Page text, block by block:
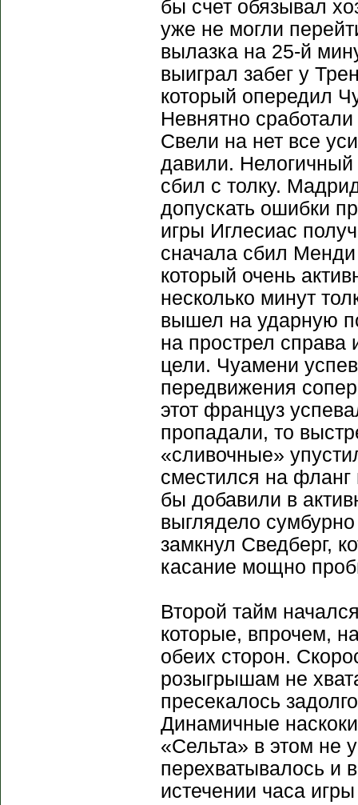
бы счет обязывал
уже не могли
вылазка на 25-й
выиграл забег у
который опередил
Невнятно
Свели на нет все
давили.
сбил с толку.
допускать ошибки
игры Иглесиас
сначала сбил
который очень
несколько минут
вышел на ударную
на прострел
цели. Чуамени
передвижения
этот француз
пропадали, то
«сливочные»
сместился на
бы добавили в
выглядело
замкнул Сведберг,
касание мощно
Второй тайм
которые, впрочем,
обеих сторон.
розыгрышам не
пресекалось
Динамичные
«Сельта» в этом не
перехватывалось и
истечении часа